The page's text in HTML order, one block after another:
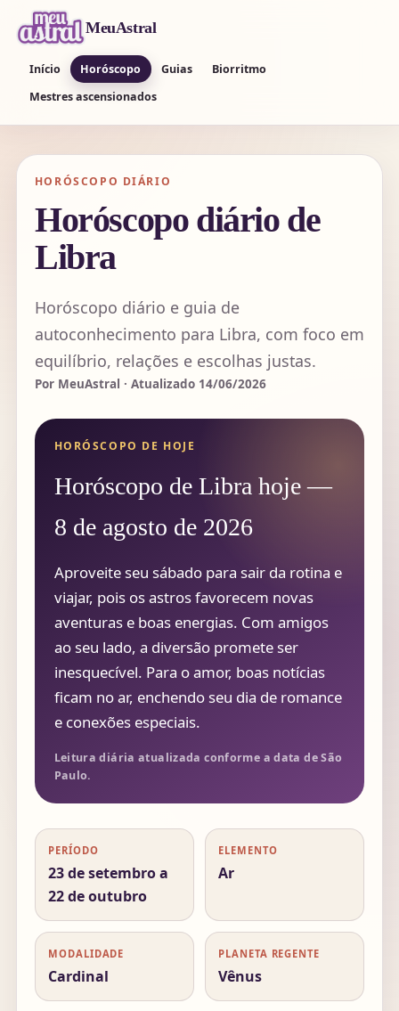
MeuAstral
Início Horóscopo Guias
Biorritmo
Mestres ascensionados
HORÓSCOPO DIÁRIO
Horóscopo diário de
Libra
Horóscopo diário e guia de
autoconhecimento para Libra, com foco em
equilíbrio, relações e escolhas justas.
Por MeuAstral · Atualizado 14/06/2026
HORÓSCOPO DE HOJE
Horóscopo de Libra hoje —
8 de agosto de 2026
Aproveite seu sábado para sair da rotina e
viajar, pois os astros favorecem novas
aventuras e boas energias. Com amigos
ao seu lado, a diversão promete ser
inesquecível. Para o amor, boas notícias
ficam no ar, enchendo seu dia de romance
e conexões especiais.
Leitura diária atualizada conforme a data de São
Paulo.
PERÍODO
23 de setembro a
22 de outubro
ELEMENTO
Ar
MODALIDADE
Cardinal
PLANETA REGENTE
Vênus